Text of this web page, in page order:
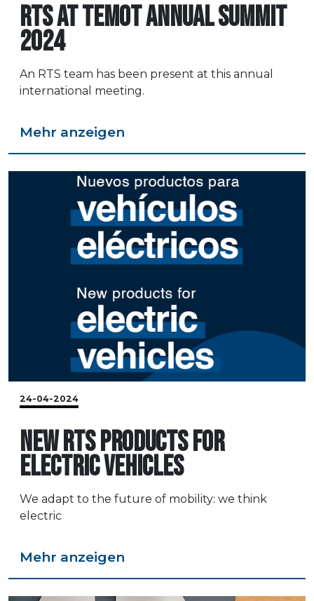
RTS AT TEMOT ANNUAL SUMMIT
2024
An RTS team has been present at this annual
international meeting.
Mehr anzeigen
24-04-2024
NEW RTS PRODUCTS FOR
ELECTRIC VEHICLES
We adapt to the future of mobility: we think
electric
Mehr anzeigen